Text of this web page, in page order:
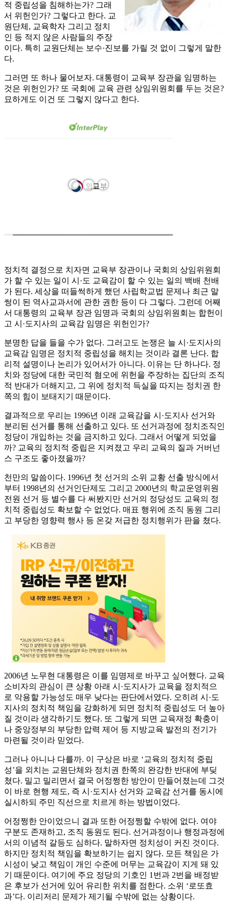
적 중립성을 침해하는가? 그래
서 위헌인가? 그렇다고 한다. 교
원단체, 교육학자 그리고 정치
인 등 적지 않은 사람들의 주장
이다. 특히 교원단체는 보수·진보를 가릴 것 없이 그렇게 말한
다.
그러면 또 하나 물어보자. 대통령이 교육부 장관을 임명하는
것은 위헌인가? 또 국회에 교육 관련 상임위원회를 두는 것은?
묘하게도 이건 또 그렇지 않다고 한다.
정치적 결정으로 치자면 교육부 장관이나 국회의 상임위원회
가 할 수 있는 일이 시·도 교육감이 할 수 있는 일의 백배 천배
가 된다. 세상을 떠들썩하게 했던 사립학교법 문제나 최근 말
썽이 된 역사교과서에 관한 권한 등이 다 그렇다. 그런데 어째
서 대통령의 교육부 장관 임명과 국회의 상임위원회는 합헌이
고 시·도지사의 교육감 임명은 위헌인가?
분명한 답을 들을 수가 없다. 그러고도 논쟁은 늘 시·도지사의
교육감 임명은 정치적 중립성을 해치는 것이라 결론 난다. 합
리적 설명이나 논리가 있어서가 아니다. 이유는 단 하나다. 정
치와 정당에 대한 국민적 혐오에 위헌을 주장하는 집단의 조직
적 반대가 더해지고, 그 위에 정치적 득실을 따지는 정치권 한
쪽의 힘이 보태지기 때문이다.
결과적으로 우리는 1996년 이래 교육감을 시·도지사 선거와
분리된 선거를 통해 선출하고 있다. 또 선거과정에 정치조직인
정당이 개입하는 것을 금지하고 있다. 그래서 어떻게 되었을
까? 교육의 정치적 중립은 지켜졌고 우리 교육의 질과 거버넌
스 구조도 좋아졌을까?
천만의 말씀이다. 1996년 첫 선거의 소위 교황 선출 방식에서
부터 1998년의 선거인단제도 그리고 2000년의 학교운영위원
전원 선거 등 별수를 다 써봤지만 선거의 정당성도 교육의 정
치적 중립성도 확보할 수 없었다. 매표 행위에 조직 동원 그리
고 부당한 영향력 행사 등 온갖 저급한 정치행위가 판을 쳤다.
2006년 노무현 대통령은 이를 임명제로 바꾸고 싶어했다. 교육
소비자의 관심이 큰 상황 아래 시·도지사가 교육을 정치적으
로 악용할 가능성도 매우 낮다는 판단에서였다. 오히려 시·도
지사의 정치적 책임을 강화하게 되면 정치적 중립성도 더 높아
질 것이라 생각하기도 했다. 또 그렇게 되면 교육재정 확충이
나 중앙정부의 부당한 압력 제어 등 지방교육 발전의 전기가
마련될 것이라 믿었다.
그러나 아니나 다를까. 이 구상은 바로 ‘교육의 정치적 중립
성’을 외치는 교원단체와 정치권 한쪽의 완강한 반대에 부딪
쳤다. 밀고 밀리면서 결국 어정쩡한 방안이 만들어졌는데 그것
이 바로 현행 제도, 즉 시·도지사 선거와 교육감 선거를 동시에
실시하되 주민 직선으로 치르게 하는 방법이었다.
어정쩡한 안이었으니 결과 또한 어정쩡할 수밖에 없다. 여야
구분도 존재하고, 조직 동원도 된다. 선거과정이나 행정과정에
서의 이념적 갈등도 심하다. 말하자면 정치성이 커진 것이다.
하지만 정치적 책임을 확보하기는 쉽지 않다. 모든 책임은 가
시성이 낮고 책임이 개인 수준에 머무는 교육감이 지게 돼 있
기 때문이다. 여기에 주요 정당의 기호인 1번과 2번을 배정받
은 후보가 선거에 있어 유리한 위치를 점한다. 소위 ‘로또효
과’다. 이리저리 문제가 제기될 수밖에 없는 상황이다.